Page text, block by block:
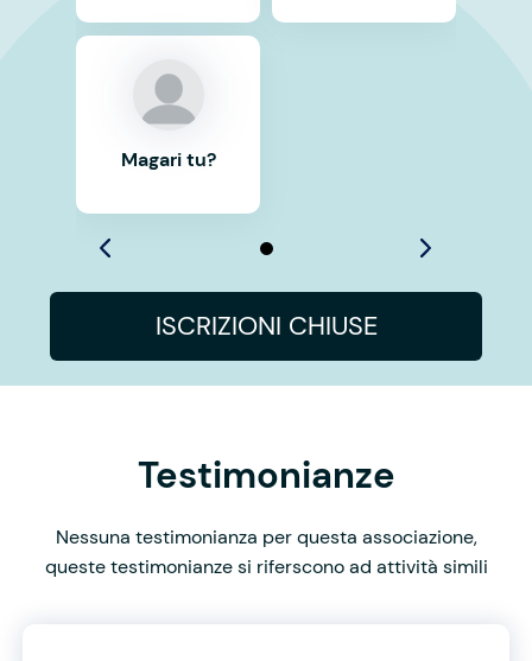
Magari tu?
ISCRIZIONI CHIUSE
Testimonianze
Nessuna testimonianza per questa associazione,
queste testimonianze si riferscono ad attività simili